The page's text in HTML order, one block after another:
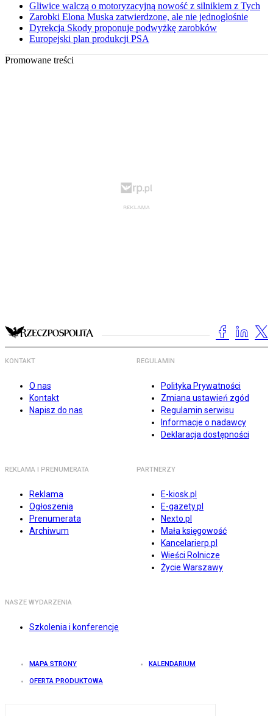
Gliwice walczą o motoryzacyjną nowość z silnikiem z Tych
Zarobki Elona Muska zatwierdzone, ale nie jednogłośnie
Dyrekcja Skody proponuje podwyżkę zarobków
Europejski plan produkcji PSA
Promowane treści
KONTAKT
O nas
Kontakt
Napisz do nas
REGULAMIN
Polityka Prywatności
Zmiana ustawień zgód
Regulamin serwisu
Informacje o nadawcy
Deklaracja dostępności
REKLAMA I PRENUMERATA
Reklama
Ogłoszenia
Prenumerata
Archiwum
PARTNERZY
E-kiosk.pl
E-gazety.pl
Nexto.pl
Mała księgowość
Kancelarierp.pl
Wieści Rolnicze
Życie Warszawy
NASZE WYDARZENIA
Szkolenia i konferencje
MAPA STRONY KALENDARIUM
OFERTA PRODUKTOWA